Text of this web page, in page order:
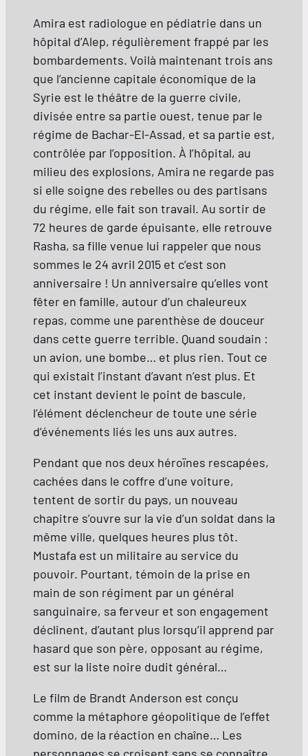
Amira est radiologue en pédiatrie dans un
hôpital d’Alep, régulièrement frappé par les
bombardements. Voilà maintenant trois ans
que l’ancienne capitale économique de la
Syrie est le théâtre de la guerre civile,
divisée entre sa partie ouest, tenue par le
régime de Bachar-El-Assad, et sa partie est,
contrôlée par l’opposition. À l’hôpital, au
milieu des explosions, Amira ne regarde pas
si elle soigne des rebelles ou des partisans
du régime, elle fait son travail. Au sortir de
72 heures de garde épuisante, elle retrouve
Rasha, sa fille venue lui rappeler que nous
sommes le 24 avril 2015 et c’est son
anniversaire ! Un anniversaire qu’elles vont
fêter en famille, autour d’un chaleureux
repas, comme une parenthèse de douceur
dans cette guerre terrible. Quand soudain :
un avion, une bombe… et plus rien. Tout ce
qui existait l’instant d’avant n’est plus. Et
cet instant devient le point de bascule,
l’élément déclencheur de toute une série
d’événements liés les uns aux autres.
Pendant que nos deux héroïnes rescapées,
cachées dans le coffre d’une voiture,
tentent de sortir du pays, un nouveau
chapitre s’ouvre sur la vie d’un soldat dans la
même ville, quelques heures plus tôt.
Mustafa est un militaire au service du
pouvoir. Pourtant, témoin de la prise en
main de son régiment par un général
sanguinaire, sa ferveur et son engagement
déclinent, d’autant plus lorsqu’il apprend par
hasard que son père, opposant au régime,
est sur la liste noire dudit général…
Le film de Brandt Anderson est conçu
comme la métaphore géopolitique de l’effet
domino, de la réaction en chaîne… Les